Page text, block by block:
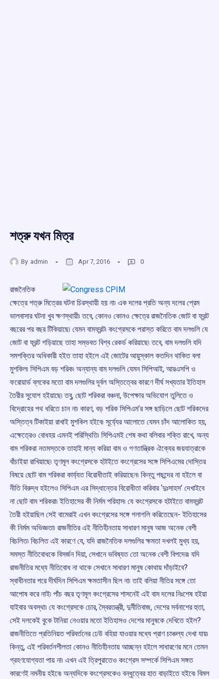
শত্রু যখন মিত্র
By admin Apr 7, 2016 0
রাজনৈতিক
ক্ষেত্রে শত্রু মিত্রের ঘটনা চিরস্থায়ী হয় না৷ এক দলের প্রতি অন্য দলের প্রেম
ভালবাসার ঘটনা খুব ক্ষণস্থায়ী৷ তবে, কোনও কোনও ক্ষেত্রে রাজনৈতিক জোট বা ফ্রন্ট
বছরের পর বছর টিকিয়াছে৷ যেমন বামফ্রন্ট৷ কংগ্রেসকে পরাস্ত করিতে বাম দলগুলি যে
জোট বা ফ্রন্ট গড়িয়াছে তাহা সম্ভবত বিশ্ব রেকর্ড করিয়াছে৷ তবে, বাম দলগুলি যদি
সমশক্তির অধিকারী হইত তাহা হইলে এই জোটের আয়ুস্কাল কতদিন থাকিত বলা
মুশকিল৷ সিপিএম বড় শরিক৷ অন্যান্য বাম দলগুলি যেমন সিপিআই, আরএসপি ও
ফরোয়ার্ড ব্লকের মতো বাম দলগুলির দূর্বল অস্তিত্বের কারণে দীর্ঘ সখ্যতার ইতিহাস
তৈরীর সুযোগ হইয়াছে৷ তবু, ছোট শরিকরা বঞ্চনা, উপেক্ষার অভিযোগ তুলিতে ও
বিদ্রোহের পথ ধরিতে চান না৷ কারণ, বড় শরিক সিপিএম’র সঙ্গ ছাড়িলে ছোট শরিকদের
অস্তিত্ব টিকাইয়া রাখাই মুশকিল হইবে৷ সূর্য্যের আলোতে যেমন চাঁদ আলোকিত হয়,
এক্ষেত্রেও বোধহয় এমনই পরিস্থিতি৷ সিপিএমই শেষ কথা বলিবার শক্তি রাখে, অন্য
বাম শরিকরা নতমস্তকে তাহাই মান্য করিয়া বাম ও গণতান্ত্রিক ঐক্যের জয়যাত্রাকে
বাঁচাইয়া রাখিয়াছে৷ তৃণমূল কংগ্রেসকে হটাইতে কংগ্রেসের সঙ্গে সিপিএমের দোস্তির
বিষয়ে ছোট বাম শরিকরা কার্য্যত বিরোধীতাই করিয়াছেন৷ কিন্তু পছন্দের না হইলে বা
নীতি বিরুদ্ধ হইলেও সিপিএম এর সিদ্ধান্তের বিরোধীতা করিবার ‘দুঃসাহস’ দেখাইবে
না ছোট বাম শরিকরা৷ ইতিহাসের কী নির্মম পরিহাস৷ যে কংগ্রেসকে হটাইতে বামফ্রন্ট
তৈরী হইয়াছিল সেই বামেরাই এখন কংগ্রেসের সঙ্গে গলাগলি করিতেছেন- ইতিহাসের
কী নির্মম অভিজ্ঞতা৷ রাজনীতির এই নীতিহীনতায় সাধারণ মানুষ আজ অনেক বেশী
বিচলিত৷ বিচলিত এই কারণে যে, যদি রাজনৈতিক দলগুলির ক্ষমতা দখলই মুখ্য হয়,
সমস্ত নীতিবোধকে বিসর্জন দিয়া, সেখানে ভবিষ্যত তো অনেক বেশী বিপদের৷ যদি
রাজনীতির মধ্যে নীতিবোধ না থাকে সেখানে সাধারণ মানুষ কোথায় দাঁড়াইবে?
স্বাধীনতার পরে দীর্ঘদিন সিপিএম ক্ষমতাসীন ছিল না৷ তাই বলিয়া নীতির সঙ্গে তো
আপোষ করে নাই৷ পাঁচ বছর তৃণমূল কংগ্রেসের শাসনেই এই বাম দলের নিঃশেষ হইয়া
যাইবার অবস্থা৷ যে কংগ্রেসকে চোর, স্বৈরতন্ত্রী, দুর্নীতিবাজ, দেশের সর্বনাশের হুতা,
সেই দলকেই বুকে টানিয়া নেওয়ার মতো ইতিহাসও দেশের মানুষকে দেখিতে হইল?
রাজনীতিতে প্রতিনিয়ত পরিবর্তনের ঢেউ বহিয়া যাওয়ার মধ্যে প্রাণ চাঞ্চল্য দেখা যায়৷
কিন্তু, এই পরিবর্তনশীলতা কোনও নীতিহীনতায় আচ্ছন্ন হইলে সাধারণের মনে তেমন
গ্রহণযোগ্যতা পায় না৷ এখন এই ত্রিপুরাতেও কংগ্রেস সম্পর্কে সিপিএম সঙ্গত
কারণেই নমনীয় হইবে৷ অন্যদিকে কংগ্রেসকেও বন্ধুত্বের হাত বাড়াইতে হইবে৷ বিমল